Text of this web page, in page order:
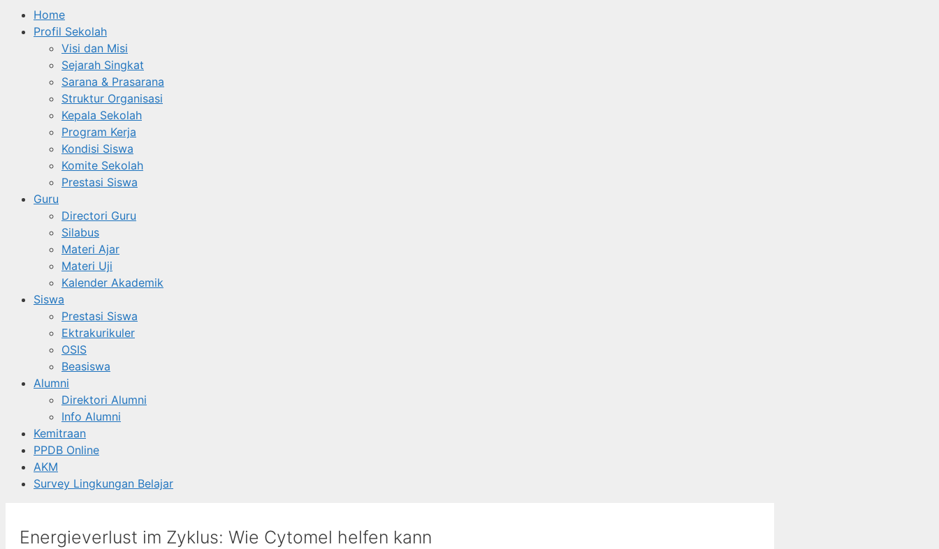
Home
Profil Sekolah
Visi dan Misi
Sejarah Singkat
Sarana & Prasarana
Struktur Organisasi
Kepala Sekolah
Program Kerja
Kondisi Siswa
Komite Sekolah
Prestasi Siswa
Guru
Directori Guru
Silabus
Materi Ajar
Materi Uji
Kalender Akademik
Siswa
Prestasi Siswa
Ektrakurikuler
OSIS
Beasiswa
Alumni
Direktori Alumni
Info Alumni
Kemitraan
PPDB Online
AKM
Survey Lingkungan Belajar
Energieverlust im Zyklus: Wie Cytomel helfen kann